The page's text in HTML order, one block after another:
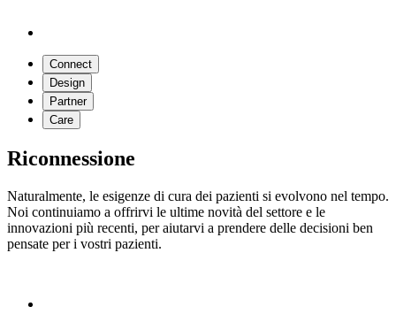
Connect
Design
Partner
Care
Riconnessione
Naturalmente, le esigenze di cura dei pazienti si evolvono nel tempo.
Noi continuiamo a offrirvi le ultime novità del settore e le
innovazioni più recenti, per aiutarvi a prendere delle decisioni ben
pensate per i vostri pazienti.